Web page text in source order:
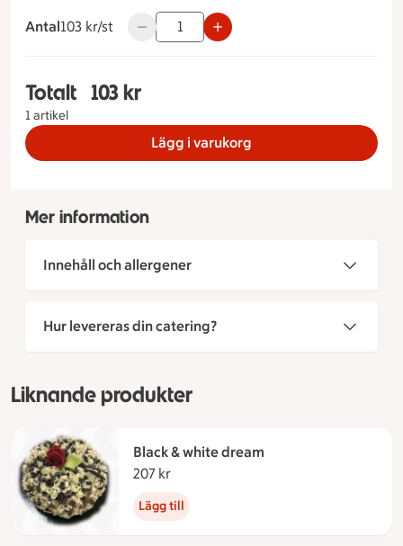
Antal
103 kronor styck
103 kr/st Använd knapparna för att minska eller
Totalt
1 artikel
Totalt 1 stycken Citronmarängpaj Styck Antal,
103 kr
Lägg i varukorg
Mer information
Innehåll och allergener
Hur levereras din catering?
Liknande produkter
Black & white dream
207 kr
Lägg till